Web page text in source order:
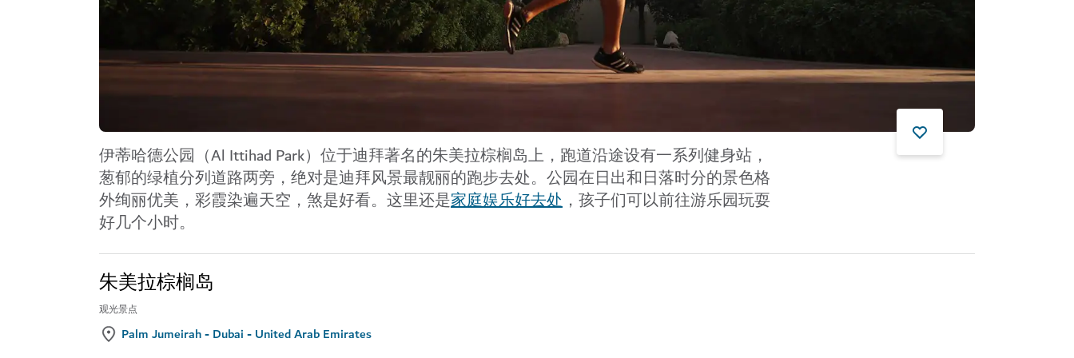
伊蒂哈德公园（Al Ittihad Park）位于迪拜著名的朱美拉棕榈岛上，跑道沿途设有一系列健身站，
葱郁的绿植分列道路两旁，绝对是迪拜风景最靓丽的跑步去处。公园在日出和日落时分的景色格
外绚丽优美，彩霞染遍天空，煞是好看。这里还是家庭娱乐好去处 ，孩子们可以前往游乐园玩耍
好几个小时。
朱美拉棕榈岛
观光景点
Palm Jumeirah - Dubai - United Arab Emirates